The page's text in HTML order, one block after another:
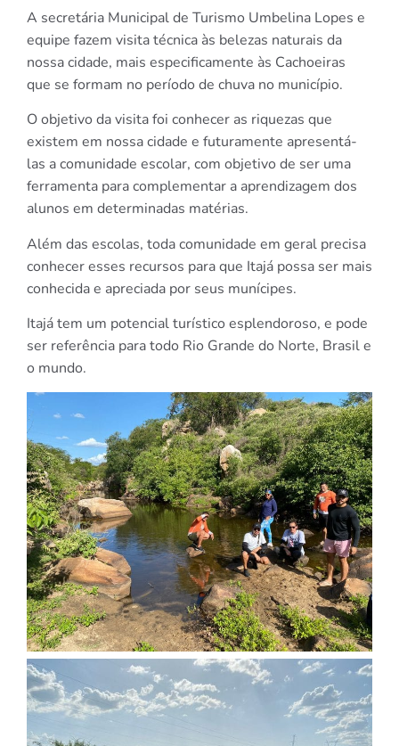
A secretária Municipal de Turismo Umbelina Lopes e
equipe fazem visita técnica às belezas naturais da
nossa cidade, mais especificamente às Cachoeiras
que se formam no período de chuva no município.
O objetivo da visita foi conhecer as riquezas que
existem em nossa cidade e futuramente apresentá-
las a comunidade escolar, com objetivo de ser uma
ferramenta para complementar a aprendizagem dos
alunos em determinadas matérias.
Além das escolas, toda comunidade em geral precisa
conhecer esses recursos para que Itajá possa ser mais
conhecida e apreciada por seus munícipes.
Itajá tem um potencial turístico esplendoroso, e pode
ser referência para todo Rio Grande do Norte, Brasil e
o mundo.